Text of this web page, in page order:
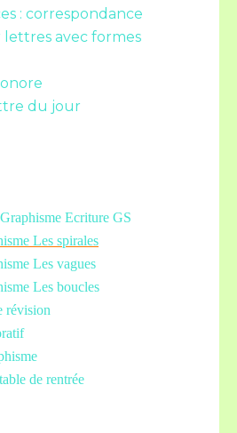
: correspondance
lettres avec formes
du jour
Ecriture GS
Les spirales
Les vagues
Les boucles
révision
de rentrée